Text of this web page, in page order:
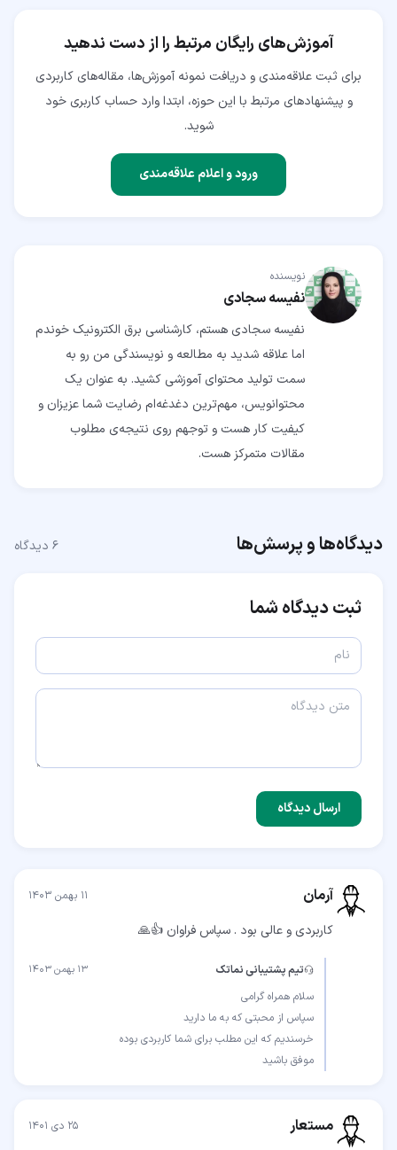
آموزش‌های رایگان مرتبط را از دست ندهید
برای ثبت علاقه‌مندی و دریافت نمونه آموزش‌ها، مقاله‌های کاربردی
و پیشنهادهای مرتبط با این حوزه، ابتدا وارد حساب کاربری خود
شوید.
ورود و اعلام علاقه‌مندی
نویسنده
نفیسه سجادی
نفیسه سجادی هستم، کارشناسی برق الکترونیک خوندم
اما علاقه شدید به مطالعه و نویسندگی من رو به
سمت تولید محتوای آموزشی کشید. به عنوان یک
محتوانویس، مهم‌ترین دغدغه‌ام رضایت شما عزیزان و
کیفیت کار هست و توجهم روی نتیجه‌ی مطلوب
مقالات متمرکز هست.
دیدگاه‌ها و پرسش‌ها ۶ دیدگاه
ثبت دیدگاه شما
ارسال دیدگاه
آرمان ۱۱ بهمن ۱۴۰۳
کاربردی و عالی بود . سپاس فراوان 👍🙏
تیم پشتیبانی نماتک ۱۳ بهمن ۱۴۰۳
موفق باشید
مستعار ۲۵ دی ۱۴۰۱